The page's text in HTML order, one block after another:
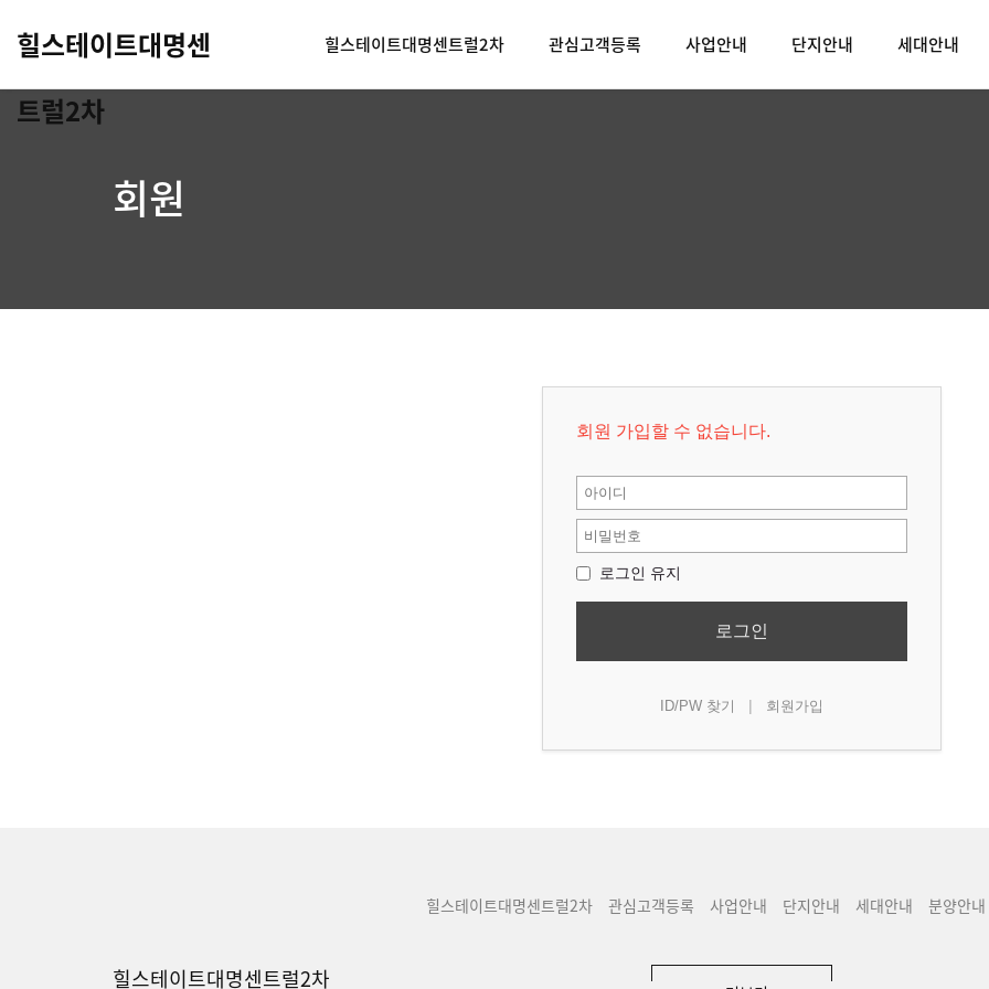
힐스테이트대명센
트럴2차
힐스테이트대명센트럴2차 관심고객등록 사업안내 단지안내 세대안내
회원
회원 가입할 수 없습니다.
로그인 유지
로그인
ID/PW 찾기 | 회원가입
힐스테이트대명센트럴2차 관심고객등록 사업안내 단지안내 세대안내 분양안내
힐스테이트대명센트럴2차